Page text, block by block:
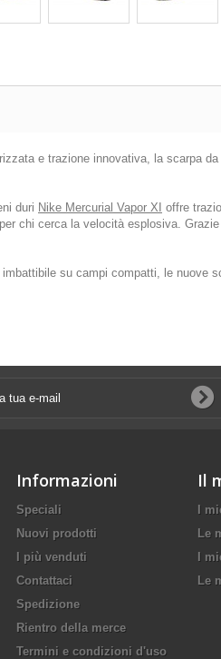
e trazione innovativa, la scarpa
duri Nike Mercurial Vapor XI offre
chi cerca la velocità esplosiva.
su campi compatti, le nuove
Informazioni
Speciali
Nuovi prodotti
I più venduti
Contattaci
Spedizione
Rientro della merce
Termini e condizioni d'uso
Il
I
Le
I
Le